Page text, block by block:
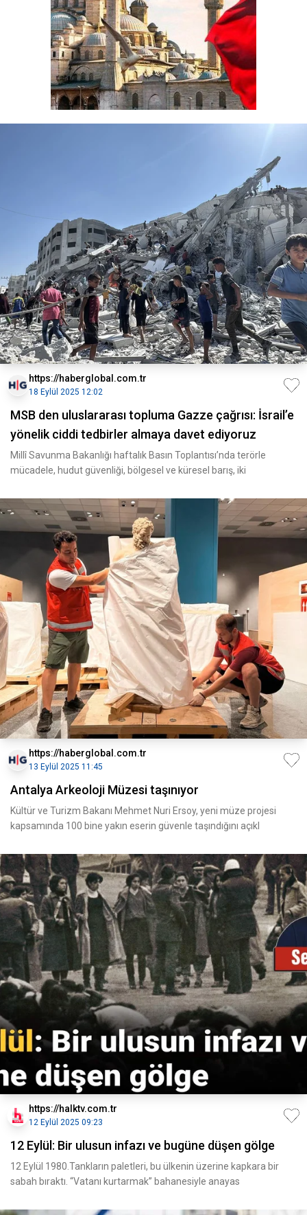
https://haberglobal.com.tr
18 Eylül 2025 12:02
MSB den uluslararası topluma Gazze çağrısı: İsrail’e
yönelik ciddi tedbirler almaya davet ediyoruz
Millî Savunma Bakanlığı haftalık Basın Toplantısı’nda terörle
mücadele, hudut güvenliği, bölgesel ve küresel barış, iki
https://haberglobal.com.tr
13 Eylül 2025 11:45
Antalya Arkeoloji Müzesi taşınıyor
Kültür ve Turizm Bakanı Mehmet Nuri Ersoy, yeni müze projesi
kapsamında 100 bine yakın eserin güvenle taşındığını açıkl
https://halktv.com.tr
12 Eylül 2025 09:23
12 Eylül: Bir ulusun infazı ve bugüne düşen gölge
12 Eylül 1980.Tankların paletleri, bu ülkenin üzerine kapkara bir
sabah bıraktı. “Vatanı kurtarmak” bahanesiyle anayas